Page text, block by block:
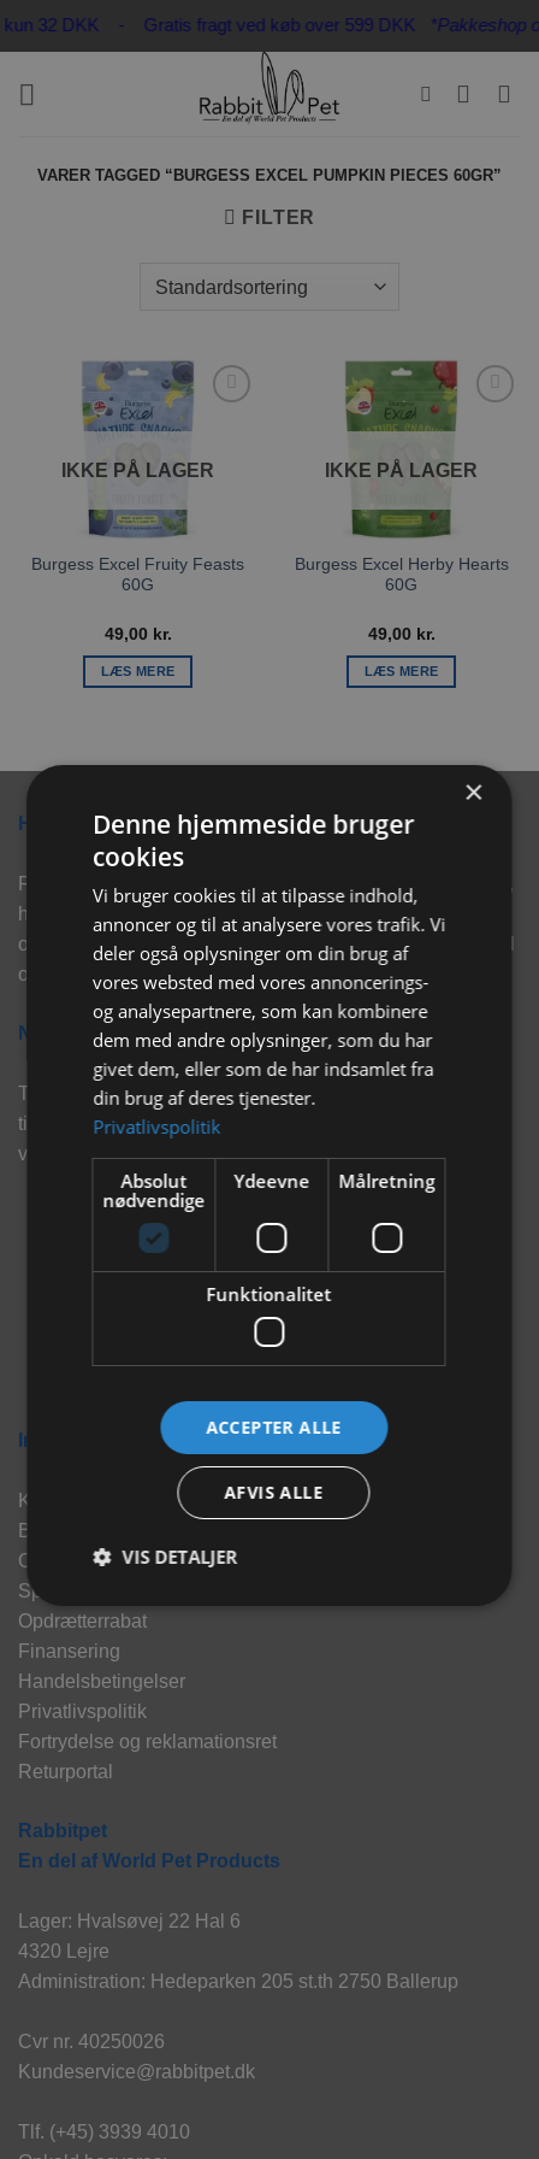
Fortsæt
32 DKK - Gratis fragt ved køb over 599 DKK *Pakkeshop
VARER TAGGED “BURGESS EXCEL PUMPKIN PIECES 60GR”
FILTER
IKKE PÅ LAGER
Burgess Excel Fruity Feasts
60G
49,00 kr.
LÆS MERE
IKKE PÅ LAGER
Burgess Excel Herby Hearts
60G
49,00 kr.
LÆS MERE
Hvorfor vælge Rabbitpet?
Rabbitpet sælger ikke kun kvalitetsprodukter såsom, foder,
hø, aktivering, strøelse mm. til vores kunder. Vi hjælper
også med rådgivning, så tøv ikke med at skrive eller ring til
os for hjælp..
Nyhedsbrev
Tilmeld dig vores nyhedsbrev og eksklusive tilbud og få
tilbud på mail før andre gør. Vi vil holde dig opdateret med
vores seneste information, produkter og tilbud.
Information
Kontakt
Brand
Om os
Sponsorater
Opdrætterrabat
Finansering
Handelsbetingelser
Privatlivspolitik
Fortrydelse og reklamationsret
Returportal
Rabbitpet
En del af World Pet Products
Lager: Hvalsøvej 22 Hal 6
4320 Lejre
Administration: Hedeparken 205 st.th 2750 Ballerup
Cvr nr. 40250026
Kundeservice@rabbitpet.dk
Tlf. (+45) 3939 4010
×
Denne hjemmeside bruger
cookies
Vi bruger cookies til at tilpasse indhold,
annoncer og til at analysere vores trafik. Vi
deler også oplysninger om din brug af
vores websted med vores annoncerings-
og analysepartnere, som kan kombinere
dem med andre oplysninger, som du har
givet dem, eller som de har indsamlet fra
din brug af deres tjenester.
Privatlivspolitik
Absolut
nødvendige
Ydeevne Målretning
Funktionalitet
ACCEPTER ALLE
AFVIS ALLE
VIS DETALJER